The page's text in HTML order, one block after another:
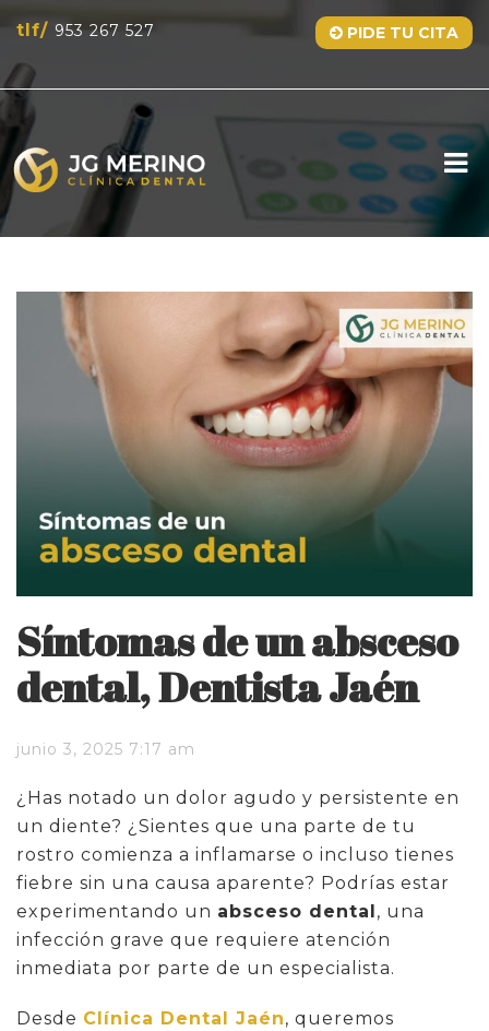
tlf/ 953 267 527 PIDE TU CITA
Síntomas de un absceso
dental, Dentista Jaén
junio 3, 2025 7:17 am
¿Has notado un dolor agudo y persistente en
un diente? ¿Sientes que una parte de tu
rostro comienza a inflamarse o incluso tienes
fiebre sin una causa aparente? Podrías estar
experimentando un absceso dental, una
infección grave que requiere atención
inmediata por parte de un especialista.
Desde Clínica Dental Jaén, queremos